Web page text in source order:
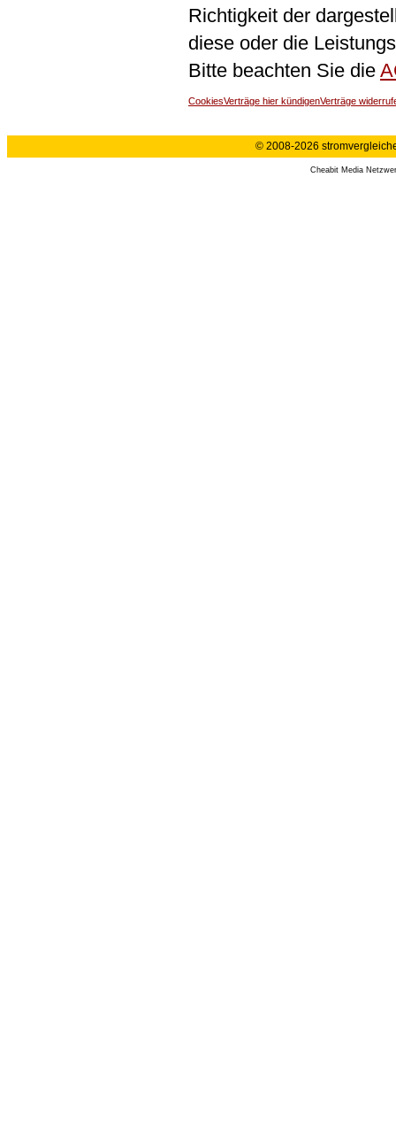
Richtigkeit der
diese oder die
Bitte beachten Sie die
CookiesVerträge hier kündigenVerträge
© 2008-2026
Cheabit Media